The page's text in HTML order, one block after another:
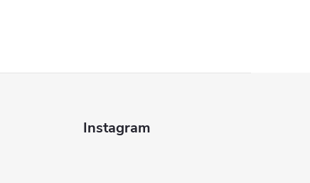
Instagram